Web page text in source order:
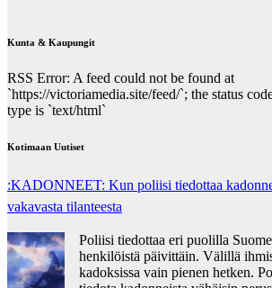
Kunta & Kaupungit
RSS Error: A feed could not be found at
`https://victoriamedia.site/feed/`; the status
type is `text/html`
Kotimaan Uutiset
:KADONNEET: Kun poliisi tiedottaa
vakavasta tilanteesta
Poliisi tiedottaa eri puolilla
henkilöistä päivittäin. Välillä
kadoksissa vain pienen hetken.